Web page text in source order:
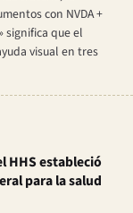
con NVDA +
significa que el
visual en tres
HHS estableció
para la salud